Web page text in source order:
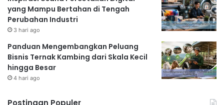
yang Mampu Bertahan di Tengah
Perubahan Industri
3 hari ago
Panduan Mengembangkan Peluang
Bisnis Ternak Kambing dari Skala Kecil
hingga Besar
4 hari ago
Postingan Populer